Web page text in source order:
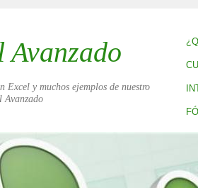
Avanzado
Excel y muchos ejemplos de nuestro
Avanzado